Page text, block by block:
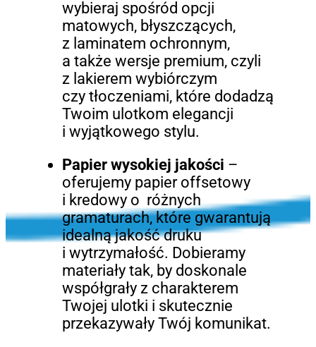
wybieraj spośród opcji
matowych, błyszczących,
z laminatem ochronnym,
a także wersje premium, czyli
z lakierem wybiórczym
czy tłoczeniami, które dodadzą
Twoim ulotkom elegancji
i wyjątkowego stylu.
Papier wysokiej jakości –
oferujemy papier offsetowy
i kredowy o różnych
gramaturach, które gwarantują
idealną jakość druku
i wytrzymałość. Dobieramy
materiały tak, by doskonale
współgrały z charakterem
Twojej ulotki i skutecznie
przekazywały Twój komunikat.